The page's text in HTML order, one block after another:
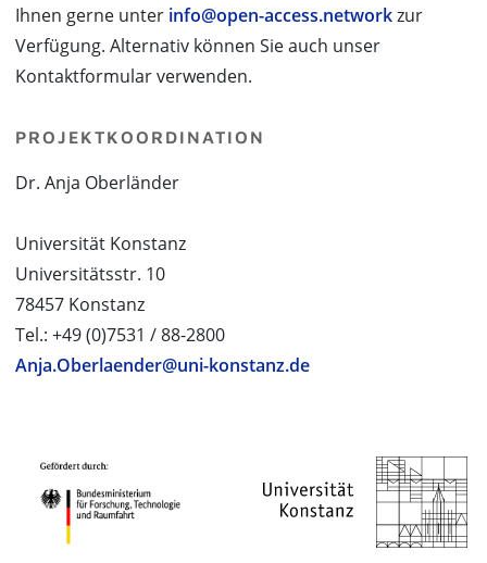
Ihnen gerne unter info@open-access.networkzur
Verfügung. Alternativ können Sie auch unser
Kontaktformular verwenden.
PROJEKTKOORDINATION
Dr. Anja Oberländer
Universität Konstanz
Universitätsstr. 10
78457 Konstanz
Tel.: +49 (0)7531 / 88-2800
Anja.Oberlaender@uni-konstanz.de